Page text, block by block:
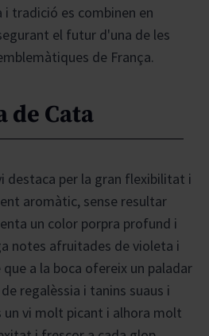
i tradició es combinen en
el futur d'una de les
de França.
de Cata
destaca per la gran flexibilitat i
aromàtic, sense resultar
un color porpra profund i
notes afruitades de violeta i
a la boca ofereix un paladar
regalèssia i tanins suaus i
un vi molt picant i alhora molt